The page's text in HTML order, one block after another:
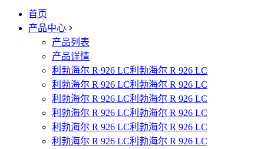
首页
产品中心
产品列表
产品详情
利勃海尔 R 926 LC利勃海尔 R 926 LC
利勃海尔 R 926 LC利勃海尔 R 926 LC
利勃海尔 R 926 LC利勃海尔 R 926 LC
利勃海尔 R 926 LC利勃海尔 R 926 LC
利勃海尔 R 926 LC利勃海尔 R 926 LC
利勃海尔 R 926 LC利勃海尔 R 926 LC